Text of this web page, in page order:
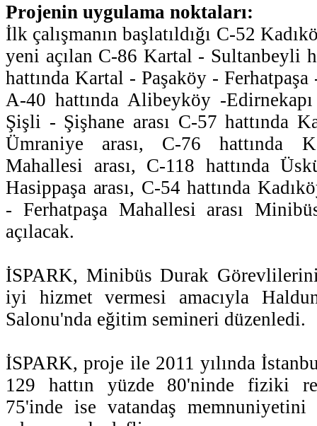
Projenin uygulama noktaları:
İlk çalışmanın başlatıldığı C-52
yeni açılan C-86 Kartal - Sultanbeyli
hattında Kartal - Paşaköy -
A-40 hattında Alibeyköy -Edirnekapı
Şişli - Şişhane arası C-57 hattında
Ümraniye arası, C-76 hattında
Mahallesi arası, C-118 hattında
Hasippaşa arası, C-54 hattında
- Ferhatpaşa Mahallesi arası
açılacak.
İSPARK, Minibüs Durak
iyi hizmet vermesi amacıyla
Salonu'nda eğitim semineri düzenledi.
İSPARK, proje ile 2011 yılında
129 hattın yüzde 80'ninde fiziki
75'inde ise vatandaş